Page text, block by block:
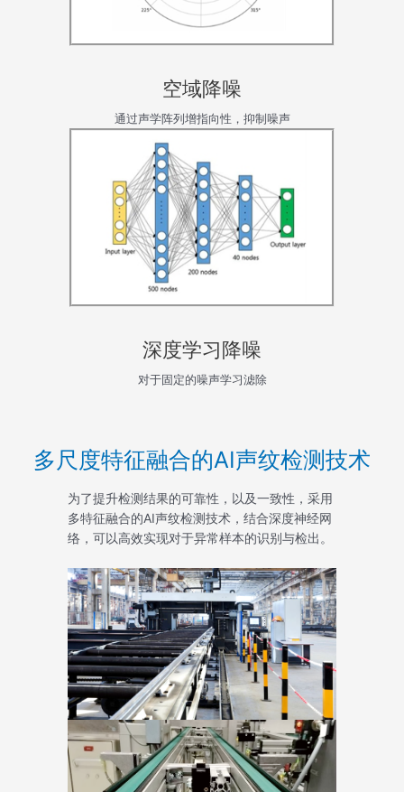
空域降噪
通过声学阵列增指向性，抑制噪声
深度学习降噪
对于固定的噪声学习滤除
多尺度特征融合的AI声纹检测技术
为了提升检测结果的可靠性，以及一致性，采用
多特征融合的AI声纹检测技术，结合深度神经网
络，可以高效实现对于异常样本的识别与检出。